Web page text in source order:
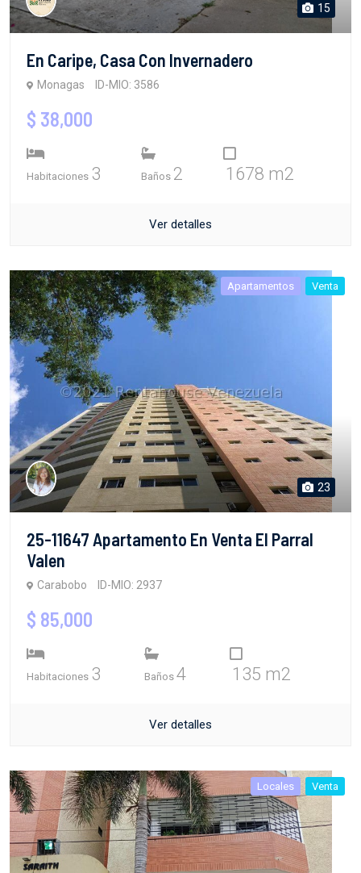
15
En Caripe, Casa Con Invernadero
Monagas ID-MIO: 3586
$ 38,000
Habitaciones 3 Baños 2 1678 m2
Ver detalles
Apartamentos Venta
23
25-11647 Apartamento En Venta El Parral
Valen
Carabobo ID-MIO: 2937
$ 85,000
Habitaciones 3 Baños 4 135 m2
Ver detalles
Locales Venta